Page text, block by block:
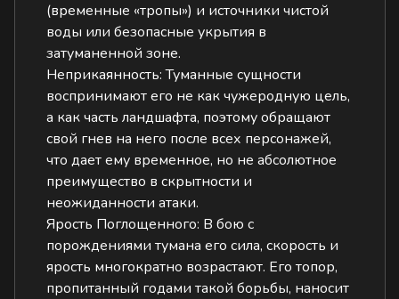
(временные «тропы») и источники чистой
воды или безопасные укрытия в
затуманенной зоне.
Неприкаянность:Туманные сущности
воспринимают его не как чужеродную цель,
а как часть ландшафта, поэтому обращают
свой гнев на него после всех персонажей,
что дает ему временное, но не абсолютное
преимущество в скрытности и
неожиданности атаки.
Ярость Поглощенного: В бою с
порождениями тумана его сила, скорость и
ярость многократно возрастают. Его топор,
пропитанный годами такой борьбы, наносит